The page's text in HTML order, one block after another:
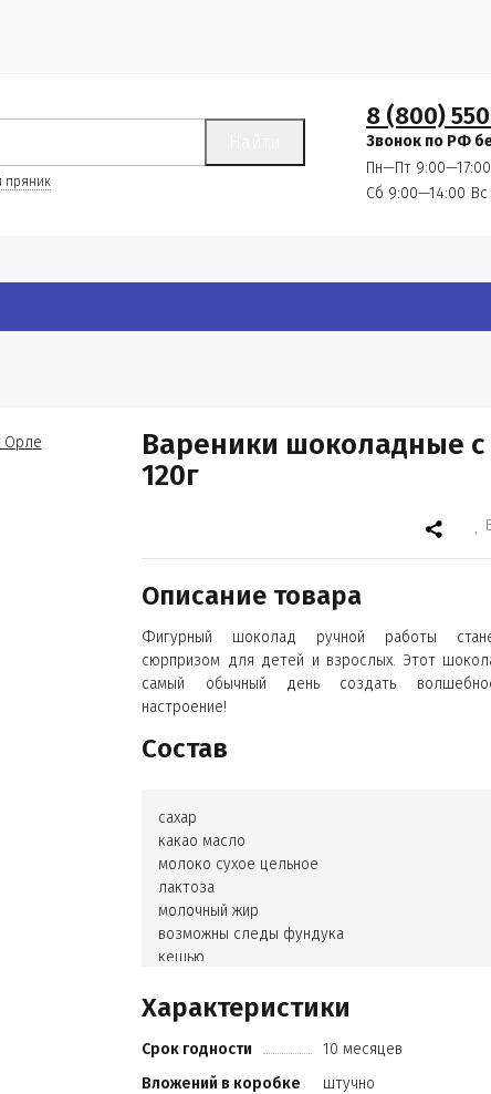
пряник
8 (800)
Звонок по РФ
Пн—Пт 9:00—17:00
Сб 9:00—14:00
Вареники шоколадные
120г
Описание товара
Фигурный шоколад ручной работы
сюрпризом для детей и взрослых. Этот
самый обычный день создать
настроение!
Состав
сахар
какао масло
молоко сухое цельное
лактоза
молочный жир
возможны следы фундука
кешью
какао продуктов не менее 28%
кандурин
вяленая вишня
пищевой краситель.
Характеристики
Срок годности
10 месяцев
Вложений в коробке
штучно